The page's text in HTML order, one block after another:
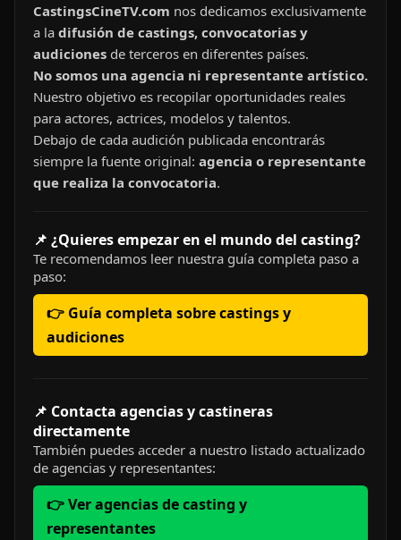
CastingsCineTV.com nos dedicamos exclusivamente
a la difusión de castings, convocatorias y
audiciones de terceros en diferentes países.
No somos una agencia ni representante artístico.
Nuestro objetivo es recopilar oportunidades reales
para actores, actrices, modelos y talentos.
Debajo de cada audición publicada encontrarás
siempre la fuente original: agencia o representante
que realiza la convocatoria.
📌 ¿Quieres empezar en el mundo del casting?
Te recomendamos leer nuestra guía completa paso a
paso:
👉 Guía completa sobre castings y
audiciones
📌 Contacta agencias y castineras
directamente
También puedes acceder a nuestro listado actualizado
de agencias y representantes:
👉 Ver agencias de casting y
representantes